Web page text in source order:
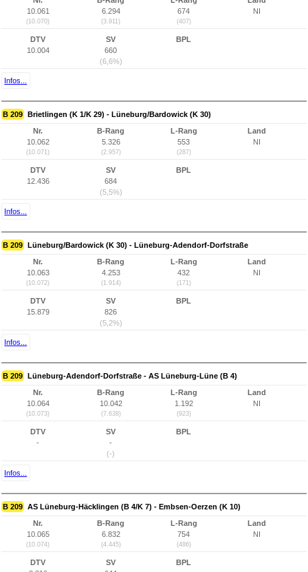
10.061
(10.070)
6.294
(3.911)
674
(407)
NI
DTV
10.004
SV
660
(6,6%)
BPL
Infos...
B 209 Brietlingen (K 1/K 29) - Lüneburg/Bardowick (K 30)
Nr.
10.062
(10.071)
B-Rang
5.326
(2.957)
L-Rang
553
(287)
Land
NI
DTV
12.436
SV
684
(5,5%)
BPL
Infos...
B 209 Lüneburg/Bardowick (K 30) - Lüneburg-Adendorf-Dorfstraße
Nr.
10.063
(10.072)
B-Rang
4.253
(1.914)
L-Rang
432
(171)
Land
NI
DTV
15.879
SV
826
(5,2%)
BPL
Infos...
B 209 Lüneburg-Adendorf-Dorfstraße - AS Lüneburg-Lüne (B 4)
Nr.
10.064
(10.073)
B-Rang
10.042
(7.638)
L-Rang
1.192
(923)
Land
NI
DTV
-
SV
-
(-)
BPL
Infos...
B 209 AS Lüneburg-Häcklingen (B 4/K 7) - Embsen-Oerzen (K 10)
Nr.
10.065
(10.074)
B-Rang
6.832
(4.445)
L-Rang
754
(486)
Land
NI
DTV
SV
BPL